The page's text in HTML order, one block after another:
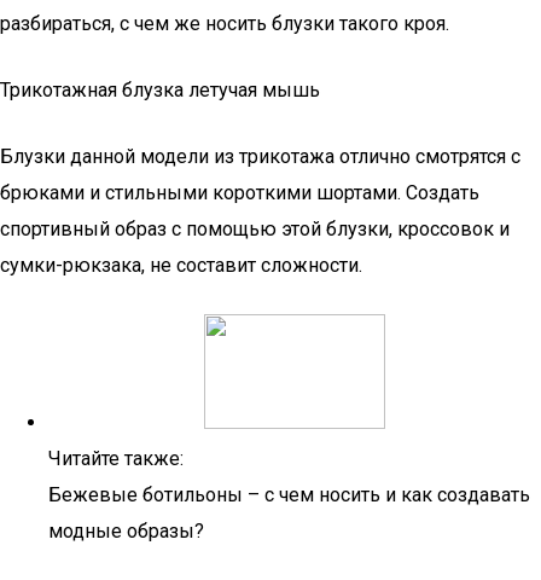
разбираться, с чем же носить блузки такого кроя.
Трикотажная блузка летучая мышь
Блузки данной модели из трикотажа отлично смотрятся с
брюками и стильными короткими шортами. Создать
спортивный образ с помощью этой блузки, кроссовок и
сумки-рюкзака, не составит сложности.
Читайте также:
Бежевые ботильоны – с чем носить и как создавать
модные образы?